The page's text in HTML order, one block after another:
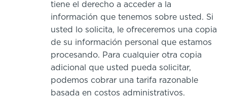
tiene el derecho a acceder a la
información que tenemos sobre usted. Si
usted lo solicita, le ofreceremos una copia
de su información personal que estamos
procesando. Para cualquier otra copia
adicional que usted pueda solicitar,
podemos cobrar una tarifa razonable
basada en costos administrativos.